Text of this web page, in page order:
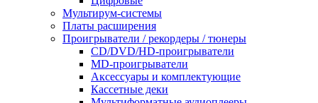
Мультирум-системы
Платы расширения
Проигрыватели / рекордеры / тюнеры
CD/DVD/HD-проигрыватели
MD-проигрыватели
Аксессуары и комплектующие
Кассетные деки